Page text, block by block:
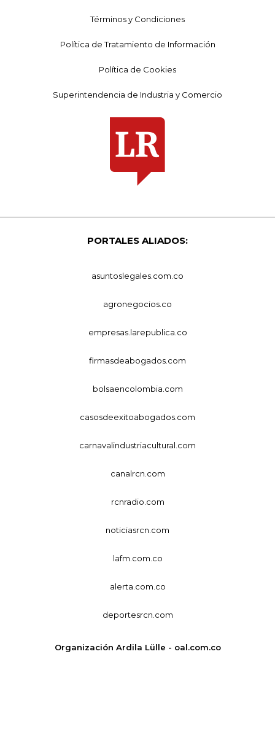
Términos y Condiciones
Política de Tratamiento de Información
Política de Cookies
Superintendencia de Industria y Comercio
PORTALES ALIADOS:
asuntoslegales.com.co
agronegocios.co
empresas.larepublica.co
firmasdeabogados.com
bolsaencolombia.com
casosdeexitoabogados.com
carnavalindustriacultural.com
canalrcn.com
rcnradio.com
noticiasrcn.com
lafm.com.co
alerta.com.co
deportesrcn.com
Organización Ardila Lülle - oal.com.co